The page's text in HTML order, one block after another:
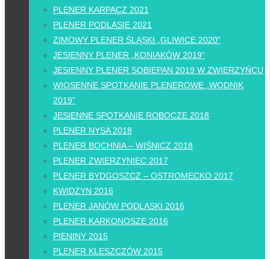
PLENER KARPACZ 2021
PLENER PODLASIE 2021
ZIMOWY PLENER ŚLĄSKI „GLIWICE 2020”
JESIENNY PLENER „KONIAKÓW 2019”
JESIENNY PLENER SOBIEPAN 2019 W ZWIERZYŃCU
WIOSENNE SPOTKANIE PLENEROWE „WODNIK
2019”
JESIENNE SPOTKANIE ROBOCZE 2018
PLENER NYSA 2018
PLENER BOCHNIA – WIŚNICZ 2018
PLENER ZWIERZYNIEC 2017
PLENER BYDGOSZCZ – OSTROMECKO 2017
KWIDZYN 2016
PLENER JANÓW PODLASKI 2016
PLENER KARKONOSZE 2016
PIENINY 2015
PLENER KLESZCZÓW 2015